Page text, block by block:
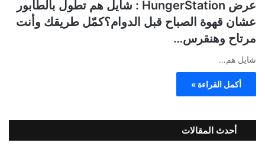
عرض HungerStation : شايل هم تطول بالطابور
عشان قهوة الصباح قبل الدوام؟كمّل طريقك وأنت
مرتاح وهنقرس…
شايل هم…
أكمل القراءة »
أحدث المقالات